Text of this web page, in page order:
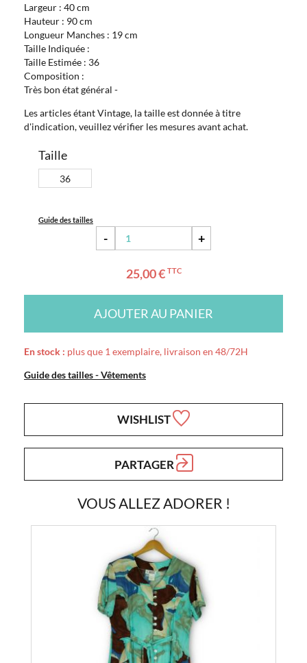
Largeur : 40 cm
Hauteur : 90 cm
Longueur Manches : 19 cm
Taille Indiquée :
Taille Estimée : 36
Composition :
Très bon état général -
Les articles étant Vintage, la taille est donnée à titre
d'indication, veuillez vérifier les mesures avant achat.
Taille
36
Guide des tailles
- +
25,00 € TTC
AJOUTER AU PANIER
En stock : plus que 1 exemplaire, livraison en 48/72H
Guide des tailles - Vêtements
WISHLIST
PARTAGER
VOUS ALLEZ ADORER !